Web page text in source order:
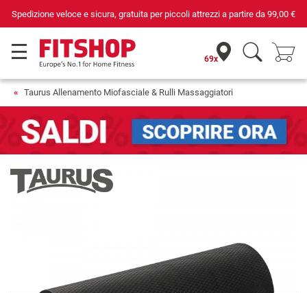
da99,00 € Da 42 anni i tuoi esperti di fiducia per il fitness
69x
Taurus Allenamento Miofasciale & Rulli Massaggiatori